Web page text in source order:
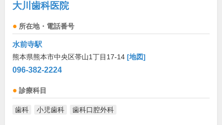
大川歯科医院
所在地・電話番号
水前寺駅
熊本県熊本市中央区帯山1丁目17-14 [地図]
096-382-2224
診療科目
歯科 小児歯科 歯科口腔外科